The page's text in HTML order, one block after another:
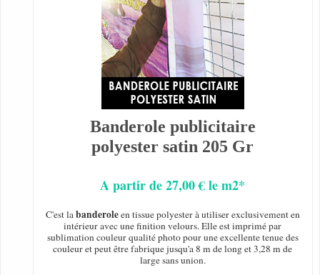
Banderole publicitaire
polyester satin 205 Gr
A partir de 27,00 € le m2*
C'est labanderoleen tissue polyester à utiliser exclusivement en
intérieur avec une finition velours. Elle est imprimé par
sublimation couleur qualité photo pour une excellente tenue des
couleur et peut être fabrique jusqu'a 8 m de long et 3,28 m de
large sans union.